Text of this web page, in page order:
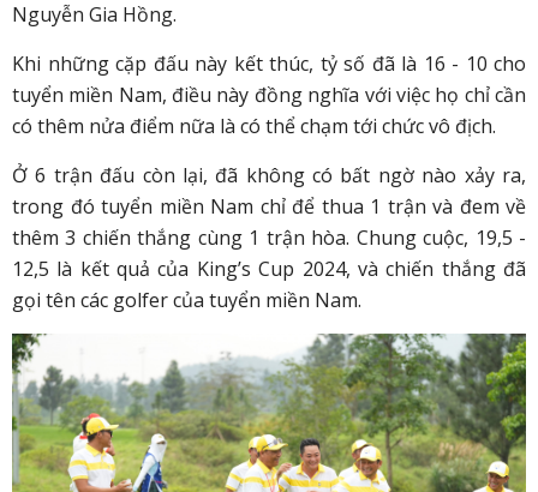
Nguyễn Gia Hồng.
Khi những cặp đấu này kết thúc, tỷ số đã là 16 - 10 cho
tuyển miền Nam, điều này đồng nghĩa với việc họ chỉ cần
có thêm nửa điểm nữa là có thể chạm tới chức vô địch.
Ở 6 trận đấu còn lại, đã không có bất ngờ nào xảy ra,
trong đó tuyển miền Nam chỉ để thua 1 trận và đem về
thêm 3 chiến thắng cùng 1 trận hòa. Chung cuộc, 19,5 -
12,5 là kết quả của King’s Cup 2024, và chiến thắng đã
gọi tên các golfer của tuyển miền Nam.